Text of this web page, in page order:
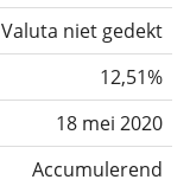
Valuta niet gedekt
12,51%
18 mei 2020
Accumulerend